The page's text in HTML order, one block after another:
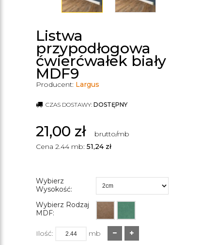
Listwa
przypodłogowa
ćwierćwałek biały
MDF9
Producent: Largus
CZAS DOSTAWY: DOSTĘPNY
21,00 zł
brutto/mb
Cena 2.44 mb: 51,24 zł
Wybierz
Wysokość:
Wybierz Rodzaj
MDF:
Ilość: mb